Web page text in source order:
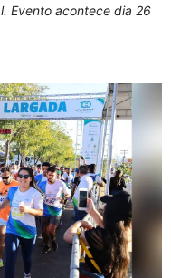
Evento acontece dia 26